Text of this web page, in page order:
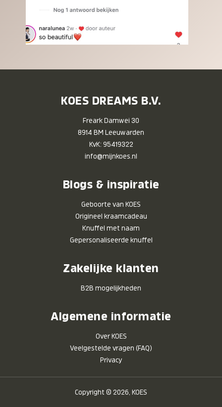
KOES DREAMS B.V.
Freark Damwei 30
8914 BM Leeuwarden
KvK: 95419322
info@mijnkoes.nl
Blogs & inspiratie
Geboorte van KOES
Origineel kraamcadeau
Knuffel met naam
Gepersonaliseerde knuffel
Zakelijke klanten
B2B mogelijkheden
Algemene informatie
Over KOES
Veelgestelde vragen (FAQ)
Privacy
Copyright © 2026, KOES